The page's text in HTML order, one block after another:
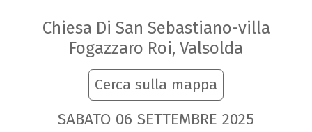
Chiesa Di San Sebastiano-villa
Fogazzaro Roi, Valsolda
Cerca sulla mappa
SABATO 06 SETTEMBRE 2025